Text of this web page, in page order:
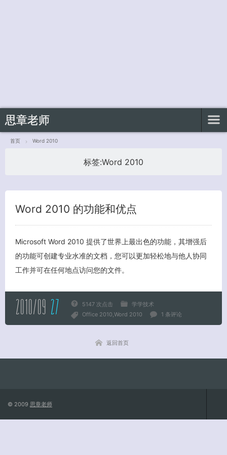
思章老师
首页 Word 2010
标签:Word 2010
Word 2010 的功能和优点
Microsoft Word 2010 提供了世界上最出色的功能，其增强后
的功能可创建专业水准的文档，您可以更加轻松地与他人协同
工作并可在任何地点访问您的文件。
2010/09 27 5147 次点击
学学技术
Office 2010 Word 2010 1 条评论
返回首页
© 2009 思章老师